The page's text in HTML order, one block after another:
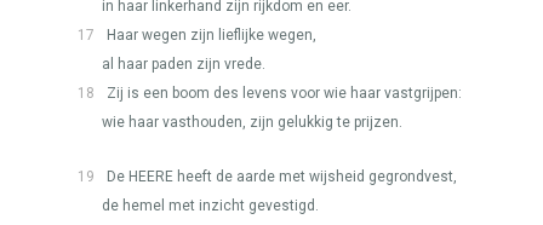
in haar linkerhand zijn rijkdom en eer.
17
Haar wegen zijn lieflijke wegen,
al haar paden zijn vrede.
18
Zij is een boom des levens voor wie haar vastgrijpen:
wie haar vasthouden, zijn gelukkig te prijzen.
19 De HEERE heeft de aarde met wijsheid gegrondvest,
de hemel met inzicht gevestigd.